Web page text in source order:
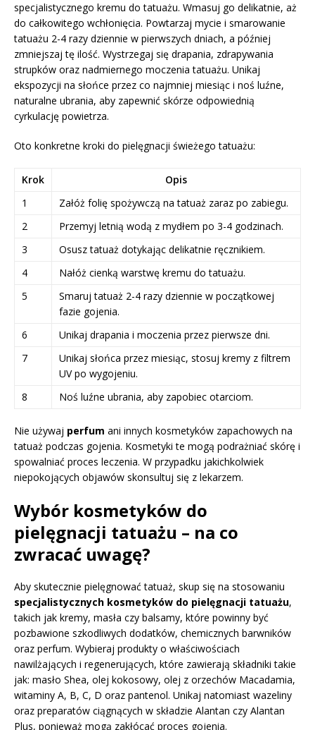
specjalistycznego kremu do tatuażu. Wmasuj go delikatnie, aż
do całkowitego wchłonięcia. Powtarzaj mycie i smarowanie
tatuażu 2-4 razy dziennie w pierwszych dniach, a później
zmniejszaj tę ilość. Wystrzegaj się drapania, zdrapywania
strupków oraz nadmiernego moczenia tatuażu. Unikaj
ekspozycji na słońce przez co najmniej miesiąc i noś luźne,
naturalne ubrania, aby zapewnić skórze odpowiednią
cyrkulację powietrza.
Oto konkretne kroki do pielęgnacji świeżego tatuażu:
Krok
Opis
1
Załóż folię spożywczą na tatuaż zaraz po zabiegu.
2
Przemyj letnią wodą z mydłem po 3-4 godzinach.
3
Osusz tatuaż dotykając delikatnie ręcznikiem.
4
Nałóż cienką warstwę kremu do tatuażu.
5
Smaruj tatuaż 2-4 razy dziennie w początkowej
fazie gojenia.
6
Unikaj drapania i moczenia przez pierwsze dni.
7
Unikaj słońca przez miesiąc, stosuj kremy z filtrem
UV po wygojeniu.
8
Noś luźne ubrania, aby zapobiec otarciom.
Nie używaj perfum ani innych kosmetyków zapachowych na
tatuaż podczas gojenia. Kosmetyki te mogą podrażniać skórę i
spowalniać proces leczenia. W przypadku jakichkolwiek
niepokojących objawów skonsultuj się z lekarzem.
Wybór kosmetyków do
pielęgnacji tatuażu – na co
zwracać uwagę?
Aby skutecznie pielęgnować tatuaż, skup się na stosowaniu
specjalistycznych kosmetyków do pielęgnacji tatuażu,
takich jak kremy, masła czy balsamy, które powinny być
pozbawione szkodliwych dodatków, chemicznych barwników
oraz perfum. Wybieraj produkty o właściwościach
nawilżających i regenerujących, które zawierają składniki takie
jak: masło Shea, olej kokosowy, olej z orzechów Macadamia,
witaminy A, B, C, D oraz pantenol. Unikaj natomiast wazeliny
oraz preparatów ciągnących w składzie Alantan czy Alantan
Plus, ponieważ mogą zakłócać proces gojenia.